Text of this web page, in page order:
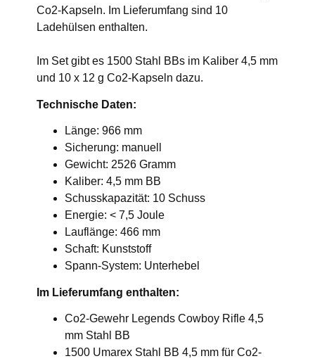
Co2-Kapseln. Im Lieferumfang sind 10
Ladehülsen enthalten.
Im Set gibt es 1500 Stahl BBs im Kaliber 4,5 mm
und 10 x 12 g Co2-Kapseln dazu.
Technische Daten:
Länge: 966 mm
Sicherung: manuell
Gewicht: 2526 Gramm
Kaliber: 4,5 mm BB
Schusskapazität: 10 Schuss
Energie: < 7,5 Joule
Lauflänge: 466 mm
Schaft: Kunststoff
Spann-System: Unterhebel
Im Lieferumfang enthalten:
Co2-Gewehr Legends Cowboy Rifle 4,5
mm Stahl BB
1500 Umarex Stahl BB 4,5 mm für Co2-